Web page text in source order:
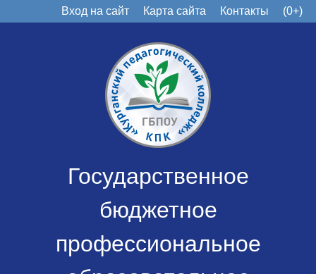
Вход на сайт Карта сайта Контакты (0+)
Государственное
бюджетное
профессиональное